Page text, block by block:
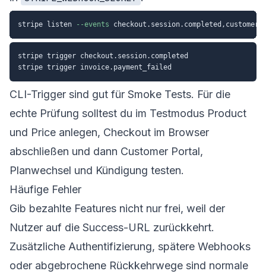
stripe listen --events
stripe trigger checkout.session.completed
CLI-Trigger sind gut für Smoke Tests. Für die
echte Prüfung solltest du im Testmodus Product
und Price anlegen, Checkout im Browser
abschließen und dann Customer Portal,
Planwechsel und Kündigung testen.
Häufige Fehler
Gib bezahlte Features nicht nur frei, weil der
Nutzer auf die Success-URL zurückkehrt.
Zusätzliche Authentifizierung, spätere Webhooks
oder abgebrochene Rückkehrwege sind normale